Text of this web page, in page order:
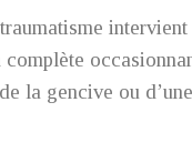
la gencive ou